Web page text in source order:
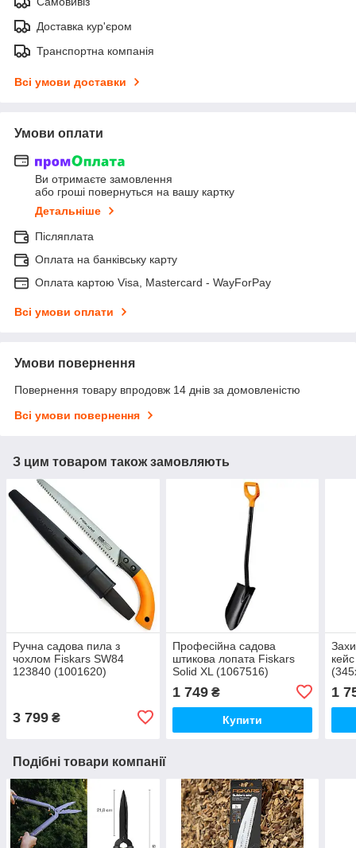
Доставка кур'єром
Транспортна компанія
Всі умови доставки
Умови оплати
Ви отримаєте замовлення
або гроші повернуться на вашу картку
Детальніше
Післяплата
Оплата на банківську карту
Оплата картою Visa, Mastercard - WayForPay
Всі умови оплати
Умови повернення
Повернення товару впродовж 14 днів за домовленістю
Всі умови повернення
З цим товаром також замовляють
Ручна садова пила з
чохлом Fiskars SW84
123840 (1001620)
3 799 ₴
Професійна садова
штикова лопата Fiskars
Solid XL (1067516)
1 749₴
Купити
1
Подібні товари компанії